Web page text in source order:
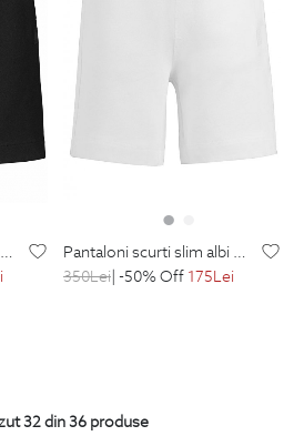
pantaloni scurti slim albi uni
350Lei| -50% Off 175Lei
32 din 36 produse